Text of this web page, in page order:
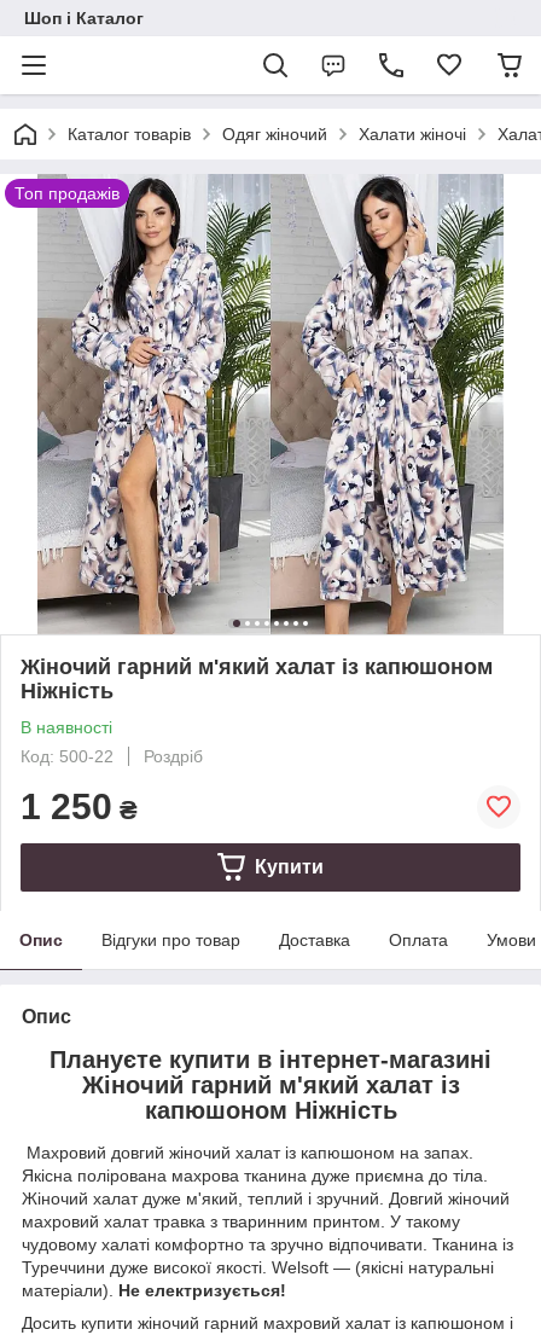
Шоп і Каталог
Каталог товарів Одяг жіночий Халати жіночі
Топ продажів
Жіночий гарний м'який халат із капюшоном
Ніжність
В наявності
Код: 500-22
Роздріб
1 250 ₴
Купити
Опис Відгуки про товар Доставка Оплата Умови
Опис
Плануєте купити в інтернет-магазині
Жіночий гарний м'який халат із
капюшоном Ніжність
Махровий довгий жіночий халат із капюшоном на запах.
Якісна полірована махрова тканина дуже приємна до тіла.
Жіночий халат дуже м'який, теплий і зручний. Довгий жіночий
махровий халат травка з тваринним принтом. У такому
чудовому халаті комфортно та зручно відпочивати. Тканина із
Туреччини дуже високої якості. Welsoft — (якісні натуральні
матеріали). Не електризується!
Досить купити жіночий гарний махровий халат із капюшоном і